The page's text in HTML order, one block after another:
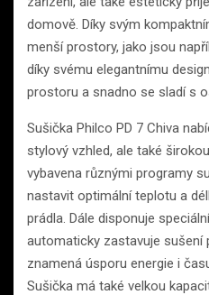
domově. Díky svým
menší prostory, jako jsou
díky svému elegantnímu
prostoru a snadno se sladí s
Sušička Philco PD 7 Chiva
stylový vzhled, ale také
vybavena různými programy
nastavit optimální teplotu a
prádla. Dále disponuje
automaticky zastavuje sušení
znamená úsporu energie i
Sušička má také velkou